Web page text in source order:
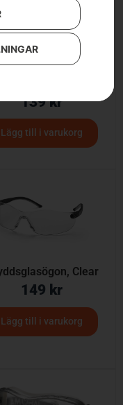
139kr
Lägg till i varukorg
Clear
149 kr
Lägg till i varukorg